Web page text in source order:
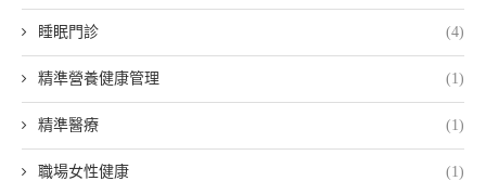
睡眠門診 (4)
精準營養健康管理 (1)
精準醫療 (1)
職場女性健康 (1)